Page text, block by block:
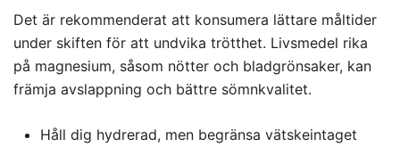
Det är rekommenderat att konsumera lättare måltider
under skiften för att undvika trötthet. Livsmedel rika
på magnesium, såsom nötter och bladgrönsaker, kan
främja avslappning och bättre sömnkvalitet.
Håll dig hydrerad, men begränsa vätskeintaget